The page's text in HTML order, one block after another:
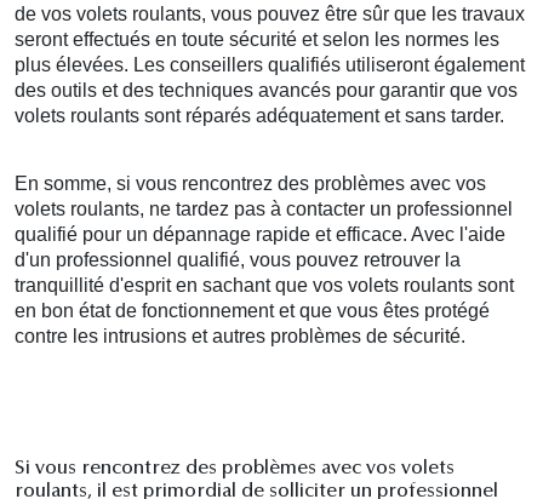
de vos volets roulants, vous pouvez être sûr que les travaux
seront effectués en toute sécurité et selon les normes les
plus élevées. Les conseillers qualifiés utiliseront également
des outils et des techniques avancés pour garantir que vos
volets roulants sont réparés adéquatement et sans tarder.
En somme, si vous rencontrez des problèmes avec vos
volets roulants, ne tardez pas à contacter un professionnel
qualifié pour un dépannage rapide et efficace. Avec l'aide
d'un professionnel qualifié, vous pouvez retrouver la
tranquillité d'esprit en sachant que vos volets roulants sont
en bon état de fonctionnement et que vous êtes protégé
contre les intrusions et autres problèmes de sécurité.
Si vous rencontrez des problèmes avec vos volets
roulants, il est primordial de solliciter un professionnel